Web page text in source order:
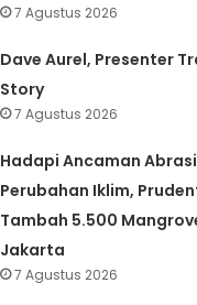
7 Agustus 2026
Dave Aurel, Presenter
Story
7 Agustus 2026
Hadapi Ancaman
Perubahan Iklim,
Tambah 5.500
Jakarta
7 Agustus 2026